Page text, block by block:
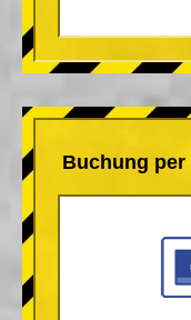
Buchung per